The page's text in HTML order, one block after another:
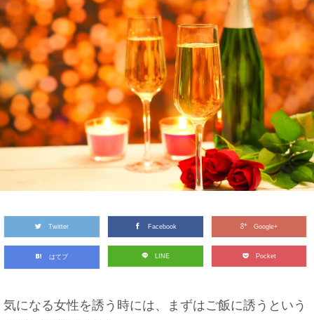
Twitter Facebook Google+
はてブ LINE Pocket
気になる女性を誘う時には、まずはご飯に誘うという